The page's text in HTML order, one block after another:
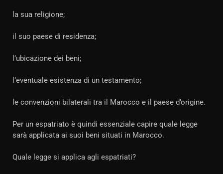
la sua religione;
il suo paese di residenza;
l’ubicazione dei beni;
l’eventuale esistenza di un testamento;
le convenzioni bilaterali tra il Marocco e il paese d’origine.
Per un espatriato è quindi essenziale capire quale legge
sarà applicata ai suoi beni situati in Marocco.
Quale legge si applica agli espatriati?